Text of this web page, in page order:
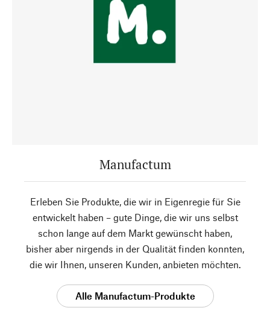
Manufactum
Erleben Sie Produkte, die wir in Eigenregie für Sie
entwickelt haben – gute Dinge, die wir uns selbst
schon lange auf dem Markt gewünscht haben,
bisher aber nirgends in der Qualität finden konnten,
die wir Ihnen, unseren Kunden, anbieten möchten.
Alle Manufactum-Produkte